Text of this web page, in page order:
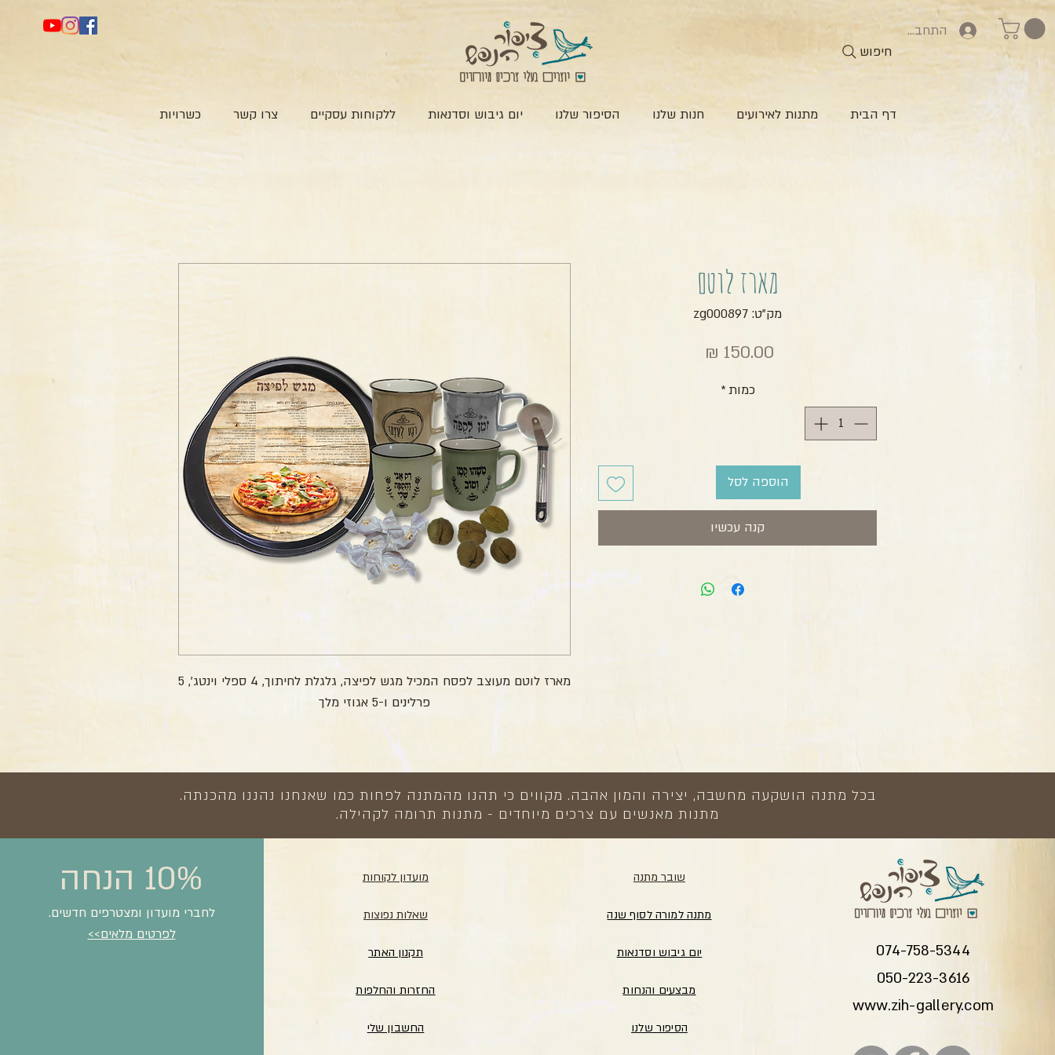
התחברות
חיפוש
דף הבית מתנות לאירועים חנות שלנו הסיפור שלנו יום גיבוש וסדנאות ללקוחות עסקיים צרו קשר כשרויות
מארז לוטם מעוצב לפסח המכיל מגש לפיצה, גלגלת לחיתוך, 4 ספלי וינטג', 5
פרלינים ו-5 אגוזי מלך
מארז לוטם
מק"ט: zg000897
כמות *
הוספה לסל
קנה עכשיו
בכל מתנה הושקעה מחשבה, יצירה והמון אהבה. מקווים כי תהנו מהמתנה לפחות כמו שאנחנו נהננו מהכנתה.
מתנות מאנשים עם צרכים מיוחדים - מתנות תרומה לקהילה.
10% הנחה
לחברי מועדון ומצטרפים חדשים.
לפרטים מלאים>>
מועדון לקוחות
שאלות נפוצות
תקנון האתר
החזרות והחלפות
החשבון שלי
שובר מתנה
מתנה למורה לסוף שנה
יום גיבוש וסדנאות
מבצעים והנחות
הסיפור שלנו
074-758-5344
050-223-3616
www.zih-gallery.com